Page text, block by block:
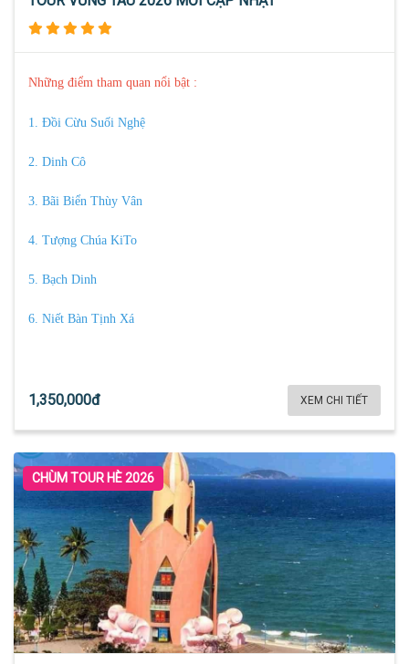
Những điểm tham quan nổi bật :
1. Đồi Cừu Suối Nghệ
2. Dinh Cô
3. Bãi Biển Thùy Vân
4. Tượng Chúa KiTo
5. Bạch Dinh
6. Niết Bàn Tịnh Xá
1,350,000đ XEM CHI TIẾT
CHÙM TOUR HÈ 2026